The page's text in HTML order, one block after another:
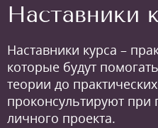
Наставники
Наставники курса –
которые будут
теории до
проконсультируют при
личного проекта.